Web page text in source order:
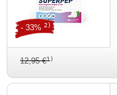
12,95 €1)
- 33% 2)